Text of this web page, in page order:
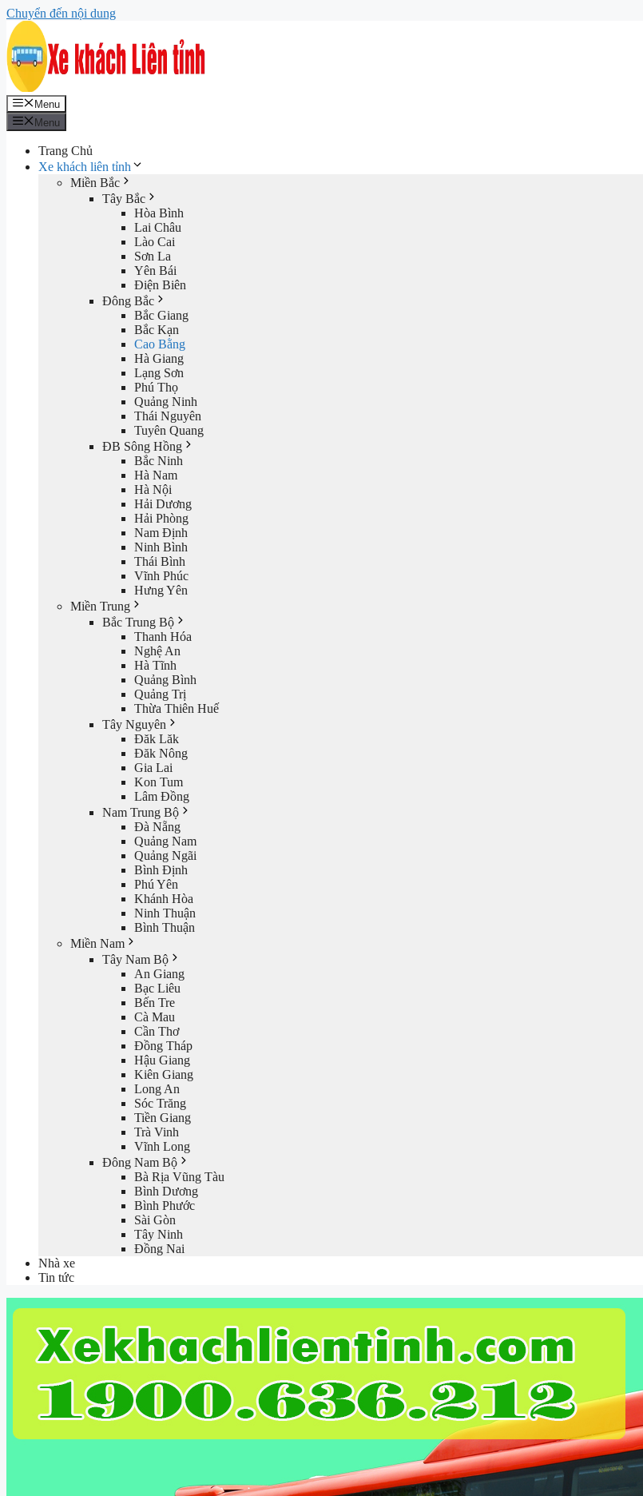
Chuyển đến nội dung
Menu
Menu
Trang Chủ
Xe khách liên tỉnh
Miền Bắc
Tây Bắc
Hòa Bình
Lai Châu
Lào Cai
Sơn La
Yên Bái
Điện Biên
Đông Bắc
Bắc Giang
Bắc Kạn
Cao Bằng
Hà Giang
Lạng Sơn
Phú Thọ
Quảng Ninh
Thái Nguyên
Tuyên Quang
ĐB Sông Hồng
Bắc Ninh
Hà Nam
Hà Nội
Hải Dương
Hải Phòng
Nam Định
Ninh Bình
Thái Bình
Vĩnh Phúc
Hưng Yên
Miền Trung
Bắc Trung Bộ
Thanh Hóa
Nghệ An
Hà Tĩnh
Quảng Bình
Quảng Trị
Thừa Thiên Huế
Tây Nguyên
Đăk Lăk
Đăk Nông
Gia Lai
Kon Tum
Lâm Đồng
Nam Trung Bộ
Đà Nẵng
Quảng Nam
Quảng Ngãi
Bình Định
Phú Yên
Khánh Hòa
Ninh Thuận
Bình Thuận
Miền Nam
Tây Nam Bộ
An Giang
Bạc Liêu
Bến Tre
Cà Mau
Cần Thơ
Đồng Tháp
Hậu Giang
Kiên Giang
Long An
Sóc Trăng
Tiền Giang
Trà Vinh
Vĩnh Long
Đông Nam Bộ
Bà Rịa Vũng Tàu
Bình Dương
Bình Phước
Sài Gòn
Tây Ninh
Đồng Nai
Nhà xe
Tin tức